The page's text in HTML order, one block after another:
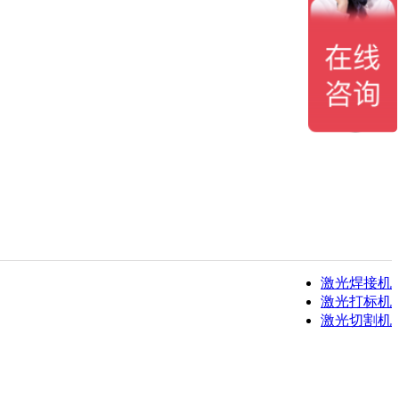
激光焊接机
激光打标机
激光切割机